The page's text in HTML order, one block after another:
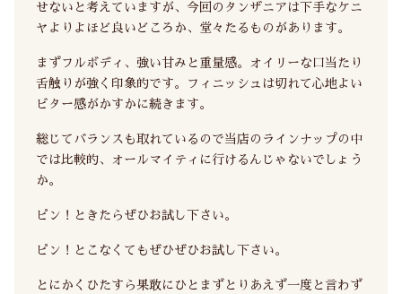
せないと考えていますが、今回のタンザニアは下手なケニ
ヤよりよほど良いどころか、堂々たるものがあります。
まずフルボディ、強い甘みと重量感。オイリーな口当たり
舌触りが強く印象的です。フィニッシュは切れて心地よい
ビター感がかすかに続きます。
総じてバランスも取れているので当店のラインナップの中
では比較的、オールマイティに行けるんじゃないでしょう
か。
ピン！ときたらぜひお試し下さい。
ピン！とこなくてもぜひぜひお試し下さい。
とにかくひたすら果敢にひとまずとりあえず一度と言わず